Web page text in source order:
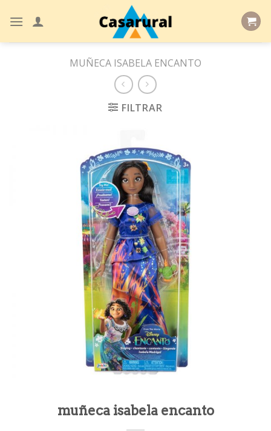
MUÑECA ISABELA ENCANTO
FILTRAR
muñeca isabela encanto